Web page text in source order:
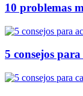
10 problemas
5 consejos para